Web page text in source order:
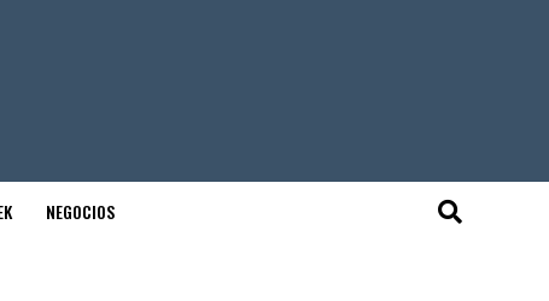
NEGOCIOS